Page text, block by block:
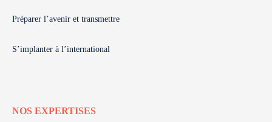
Préparer l’avenir et transmettre
S’implanter à l’international
NOS EXPERTISES